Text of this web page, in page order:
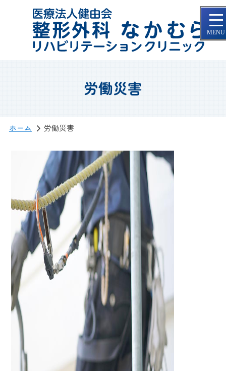
労働災害
ホーム 労働災害